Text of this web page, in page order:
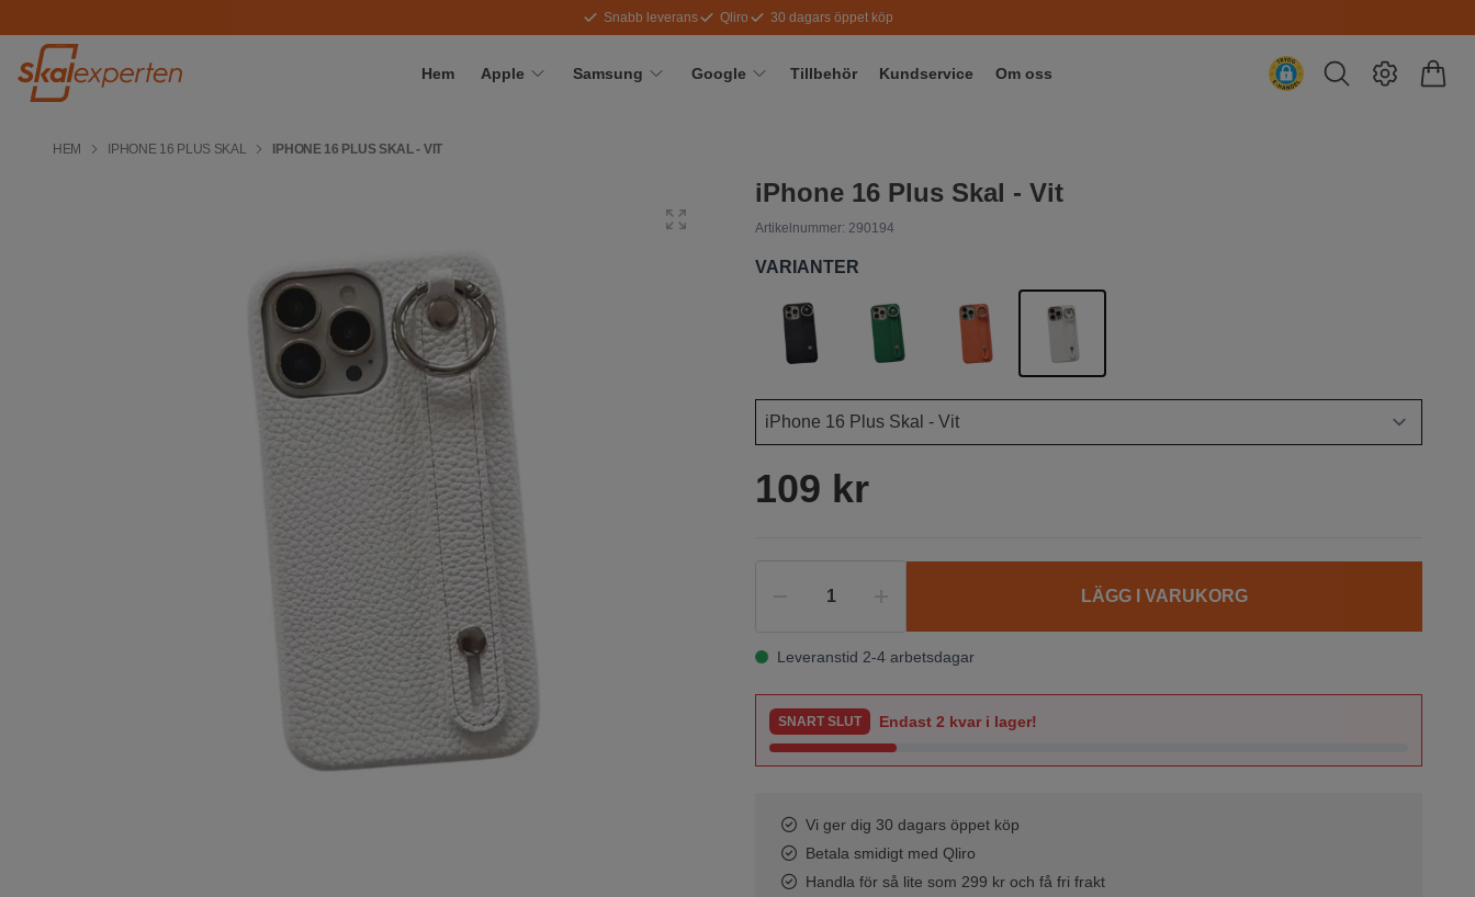
Snabb leverans Qliro 30 dagars öppet köp
Hem Apple Samsung Google Tillbehör Kundservice Om oss
HEM IPHONE 16 PLUS SKAL IPHONE 16 PLUS SKAL - VIT
iPhone 16 Plus Skal - Vit
Artikelnummer: 290194
VARIANTER
109 kr
LÄGG I VARUKORG
Leveranstid 2-4 arbetsdagar
SNART SLUT Endast 2 kvar i lager!
Vi ger dig 30 dagars öppet köp
Betala smidigt med Qliro
Handla för så lite som 299 kr och få fri frakt